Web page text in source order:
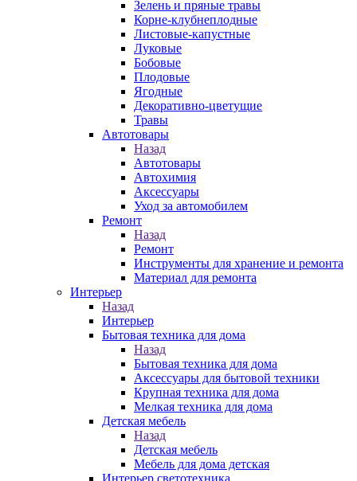
Зелень и пряные травы
Корне-клубнеплодные
Листовые-капустные
Луковые
Бобовые
Плодовые
Ягодные
Декоративно-цветущие
Травы
Автотовары
Назад
Автотовары
Автохимия
Аксессуары
Уход за автомобилем
Ремонт
Назад
Ремонт
Инструменты для хранение и ремонта
Материал для ремонта
Интерьер
Назад
Интерьер
Бытовая техника для дома
Назад
Бытовая техника для дома
Аксессуары для бытовой техники
Крупная техника для дома
Мелкая техника для дома
Детская мебель
Назад
Детская мебель
Мебель для дома детская
Интерьер светотехника